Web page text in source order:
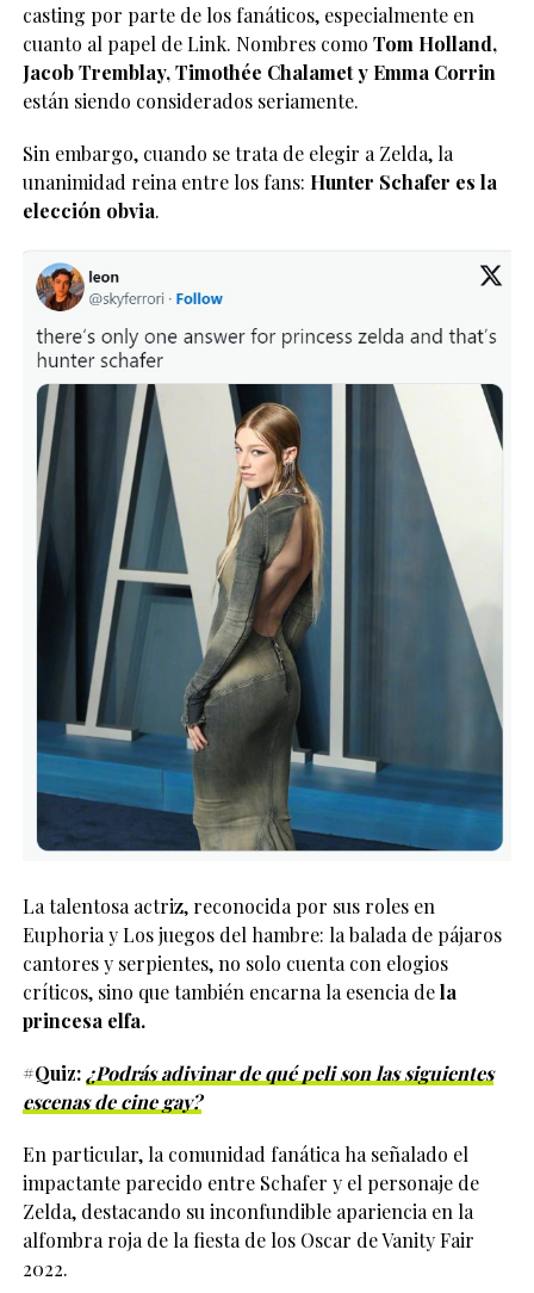
casting por parte de los fanáticos, especialmente en
cuanto al papel de Link. Nombres como Tom Holland,
Jacob Tremblay, Timothée Chalamet y Emma Corrin
están siendo considerados seriamente.
Sin embargo, cuando se trata de elegir a Zelda, la
unanimidad reina entre los fans: Hunter Schafer es la
elección obvia.
La talentosa actriz, reconocida por sus roles en
Euphoria y Los juegos del hambre: la balada de pájaros
cantores y serpientes, no solo cuenta con elogios
críticos, sino que también encarna la esencia dela
princesa elfa.
#Quiz: ¿Podrás adivinar de qué peli son las siguientes
escenas de cine gay?
En particular, la comunidad fanática ha señalado el
impactante parecido entre Schafer y el personaje de
Zelda, destacando su inconfundible apariencia en la
alfombra roja de la fiesta de los Oscar de Vanity Fair
2022.